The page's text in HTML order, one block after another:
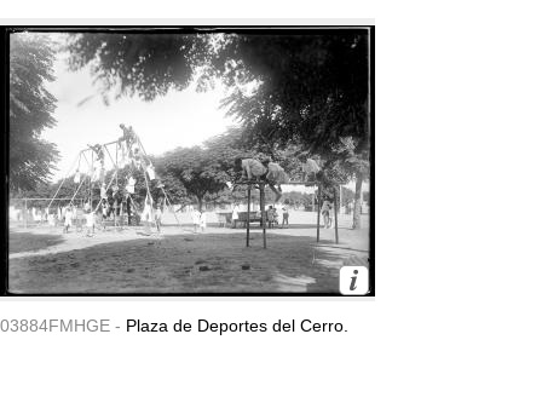
03884FMHGE - Plaza de Deportes del Cerro.